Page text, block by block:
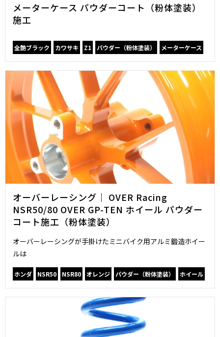
メーターケース パウダーコート（粉体塗装）
施工
全艶ブラック カワサキ Z1 パウダー（粉体塗装） メーターケース
オーバーレーシング｜ OVER Racing
NSR50/80 OVER GP-TEN ホイール パウダー
コート施工（粉体塗装）
オーバーレーシングが手掛けたミニバイク用アルミ鍛造ホイー
ルは
ホンダ NSR50 NSR80 オレンジ パウダー（粉体塗装） ホイール